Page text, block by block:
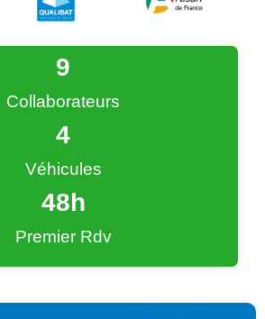
Collaborateurs
9
Véhicules
4
Premier Rdv
48h